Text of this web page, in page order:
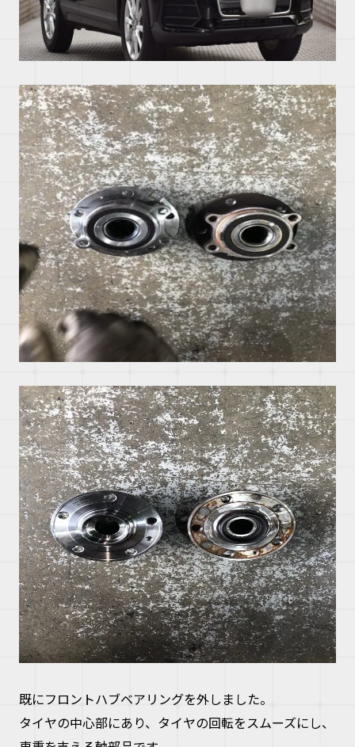
既にフロントハブベアリングを外しました。
タイヤの中心部にあり、タイヤの回転をスムーズにし、